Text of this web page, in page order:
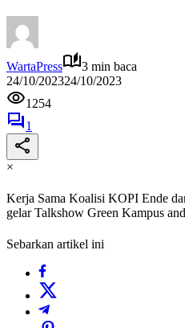
WartaPress
3 min baca
24/10/202324/10/2023
1254
1
×
Kerja Sama Koalisi KOPI Ende
gelar Talkshow Green Kampus
Sebarkan artikel ini